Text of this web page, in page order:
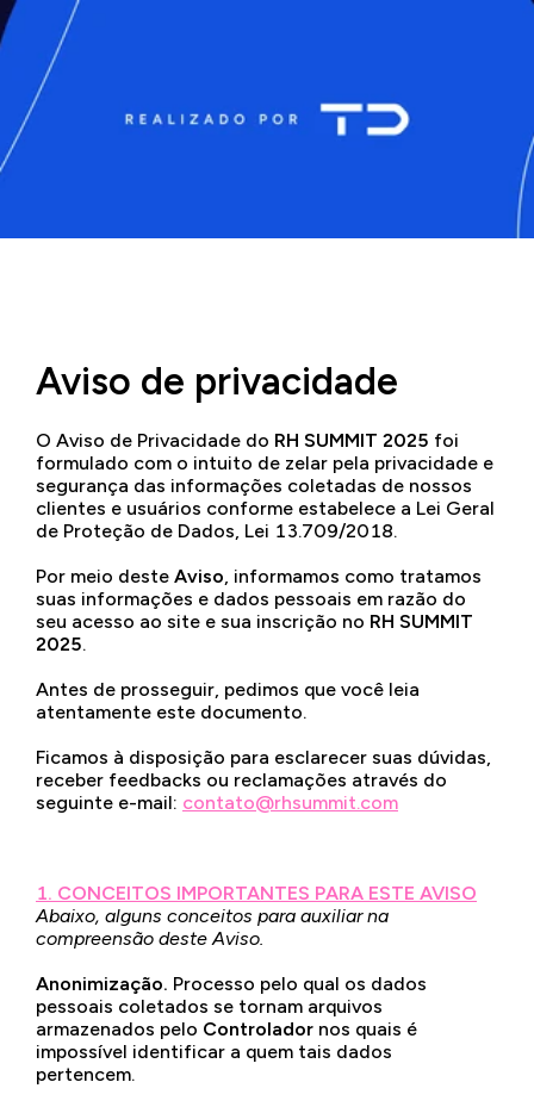
Aviso de privacidade
O Aviso de Privacidade do RH SUMMIT 2025 foi
formulado com o intuito de zelar pela privacidade e
segurança das informações coletadas de nossos
clientes e usuários conforme estabelece a Lei Geral
de Proteção de Dados, Lei 13.709/2018.
Por meio deste Aviso, informamos como tratamos
suas informações e dados pessoais em razão do
seu acesso ao site e sua inscrição no RH SUMMIT
2025.
Antes de prosseguir, pedimos que você leia
atentamente este documento.
Ficamos à disposição para esclarecer suas dúvidas,
receber feedbacks ou reclamações através do
seguinte e-mail: contato@rhsummit.com
1. CONCEITOS IMPORTANTES PARA ESTE AVISO
Abaixo, alguns conceitos para auxiliar na
compreensão deste Aviso.
Anonimização. Processo pelo qual os dados
pessoais coletados se tornam arquivos
armazenados pelo Controlador nos quais é
impossível identificar a quem tais dados
pertencem.